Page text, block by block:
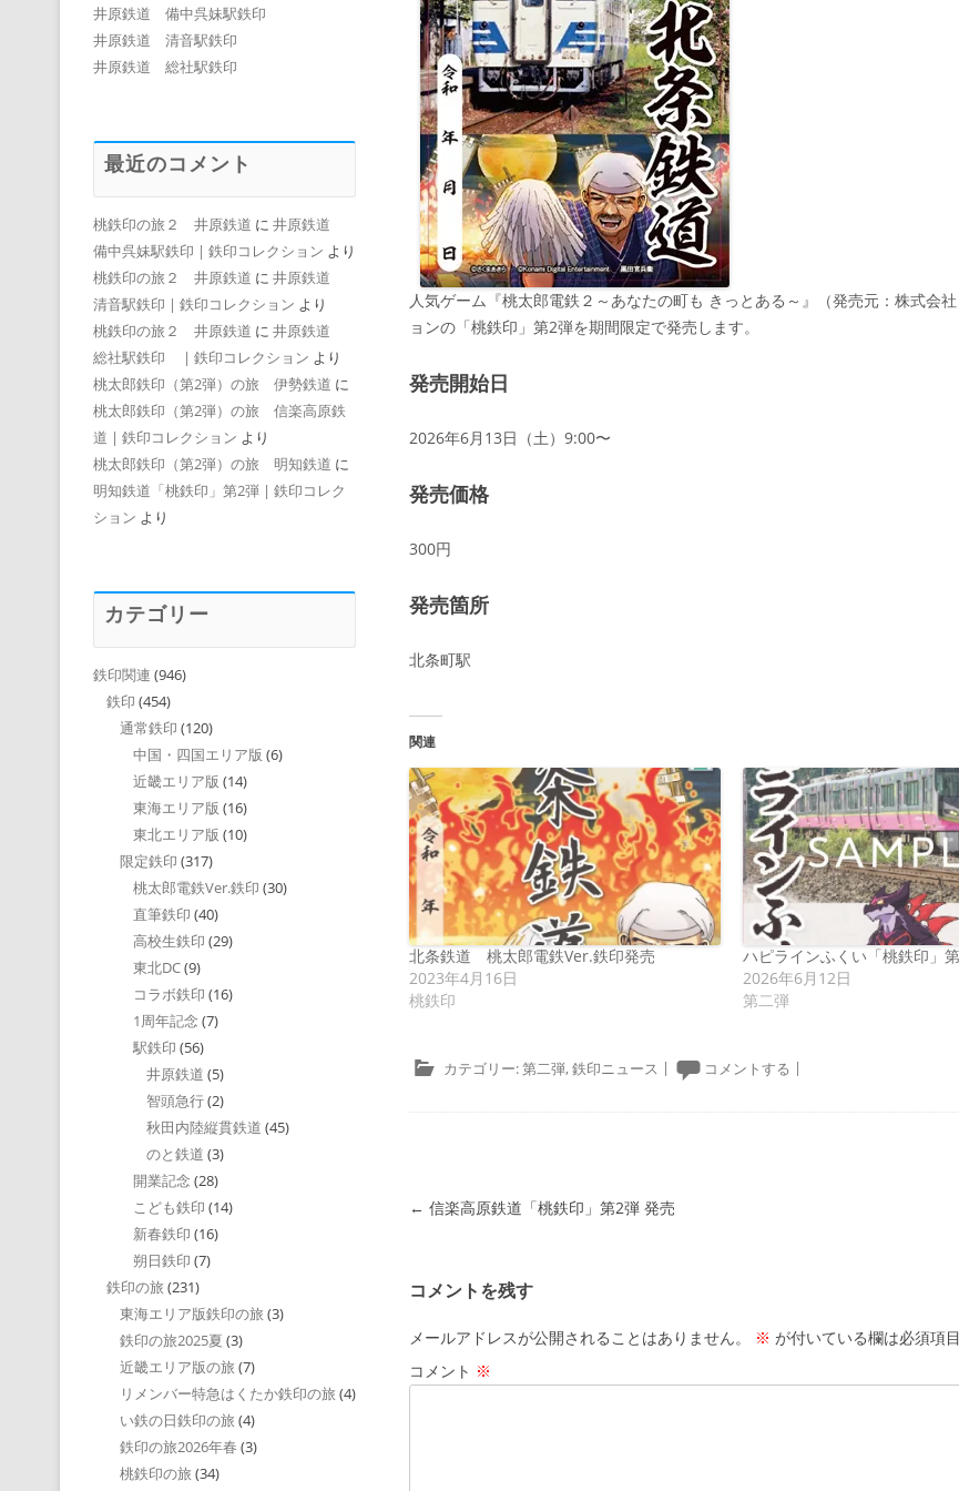
人気ゲーム『桃太郎電鉄２～あなたの町も きっとある～』（発売元：株式会
ョンの「桃鉄印」第2弾を期間限定で発売します。
発売開始日
2026年6月13日（土）9:00〜
発売価格
300円
発売箇所
北条町駅
関連
北条鉄道 桃太郎電鉄Ver.鉄印発売
2023年4月16日
桃鉄印
ハピラインふくい「桃鉄印」
2026年6月12日
第二弾
カテゴリー:第二弾,鉄印ニュース | コメントする |
投稿ナビゲーション
← 信楽高原鉄道「桃鉄印」第2弾 発売
コメントを残す
メールアドレスが公開されることはありません。 ※ が付いている欄は必須項
コメント ※
井原鉄道 備中呉妹駅鉄印
井原鉄道 清音駅鉄印
井原鉄道 総社駅鉄印
最近のコメント
桃鉄印の旅２ 井原鉄道 に 井原鉄道
備中呉妹駅鉄印 | 鉄印コレクション より
桃鉄印の旅２ 井原鉄道 に 井原鉄道
清音駅鉄印 | 鉄印コレクション より
桃鉄印の旅２ 井原鉄道 に 井原鉄道
総社駅鉄印 | 鉄印コレクション より
桃太郎鉄印（第2弾）の旅 伊勢鉄道 に
桃太郎鉄印（第2弾）の旅 信楽高原鉄
道 | 鉄印コレクション より
桃太郎鉄印（第2弾）の旅 明知鉄道 に
明知鉄道「桃鉄印」第2弾 | 鉄印コレク
ション より
カテゴリー
鉄印関連 (946)
鉄印 (454)
通常鉄印 (120)
中国・四国エリア版 (6)
近畿エリア版 (14)
東海エリア版 (16)
東北エリア版 (10)
限定鉄印 (317)
桃太郎電鉄Ver.鉄印 (30)
直筆鉄印 (40)
高校生鉄印 (29)
東北DC(9)
コラボ鉄印 (16)
1周年記念 (7)
駅鉄印 (56)
井原鉄道 (5)
智頭急行(2)
秋田内陸縦貫鉄道 (45)
のと鉄道 (3)
開業記念 (28)
こども鉄印 (14)
新春鉄印 (16)
朔日鉄印 (7)
鉄印の旅 (231)
東海エリア版鉄印の旅 (3)
鉄印の旅2025夏 (3)
近畿エリア版の旅 (7)
リメンバー特急はくたか鉄印の旅 (4)
い鉄の日鉄印の旅 (4)
鉄印の旅2026年春 (3)
桃鉄印の旅 (34)